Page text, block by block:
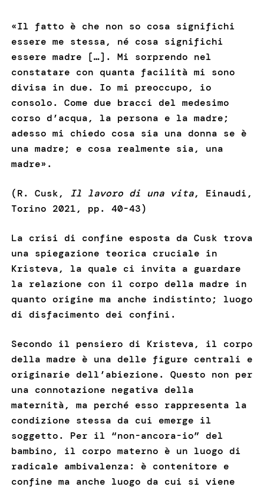
«Il fatto è che non so cosa significhi
essere me stessa, né cosa significhi
essere madre […]. Mi sorprendo nel
constatare con quanta facilità mi sono
divisa in due. Io mi preoccupo, io
consolo. Come due bracci del medesimo
corso d’acqua, la persona e la madre;
adesso mi chiedo cosa sia una donna se è
una madre; e cosa realmente sia, una
madre».
(R. Cusk, Il lavoro di una vita, Einaudi,
Torino 2021, pp. 40-43)
La crisi di confine esposta da Cusk trova
una spiegazione teorica cruciale in
Kristeva, la quale ci invita a guardare
la relazione con il corpo della madre in
quanto origine ma anche indistinto; luogo
di disfacimento dei confini.
Secondo il pensiero di Kristeva, il corpo
della madre è una delle figure centrali e
originarie dell’abiezione. Questo non per
una connotazione negativa della
maternità, ma perché esso rappresenta la
condizione stessa da cui emerge il
soggetto. Per il “non-ancora-io” del
bambino, il corpo materno è un luogo di
radicale ambivalenza: è contenitore e
confine ma anche luogo da cui si viene